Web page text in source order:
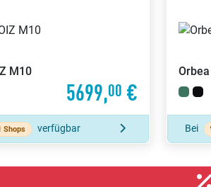
M10
5699,00 €
Shops verfügbar
Orbea
Bei